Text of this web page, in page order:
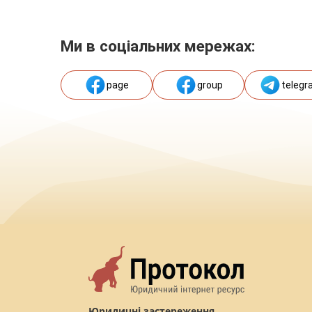
Ми в соціальних мережах:
page group